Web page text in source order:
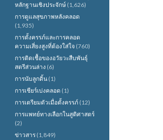
หลักฐานเชิงประจักษ์ (1,626)
การดูแลสุขภาพหลังคลอด
(1,935)
การตั้งครรภ์และการคลอด
ความเสี่ยงสูงที่ต้องใส่ใจ (760)
การติดเชื้อของอวัยวะสืบพันธุ์
สตรีส่วนล่าง (6)
การนับลูกดิ้น (1)
การเชียร์เบ่งคลอด (1)
การเตรียมตัวเมื่อตั้งครรภ์ (12)
การแพทย์ทางเลือกในสูติศาสตร์
(2)
ข่าวสาร (1,849)